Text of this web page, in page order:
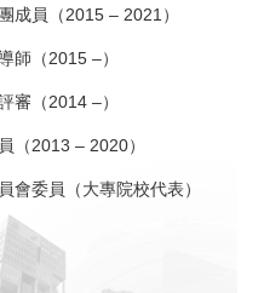
成員（2015 – 2021）
師（2015 –）
審（2014 –）
（2013 – 2020）
會委員（大專院校代表）